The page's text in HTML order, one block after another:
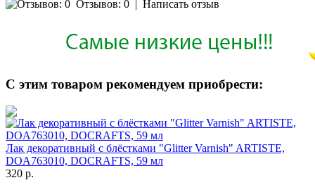
Отзывов: 0 | Написать отзыв
С этим товаром рекомендуем приобрести:
Лак декоративный с блёстками "Glitter Varnish" ARTISTE,
DOA763010, DOCRAFTS, 59 мл
320 р.